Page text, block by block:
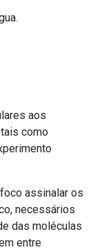
aos
como
assinalar os
necessários
das moléculas
entre